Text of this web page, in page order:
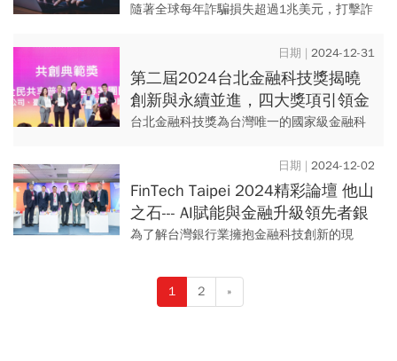
模型從偵測到預警 神鬼鬥智全面打
隨著全球每年詐騙損失超過1兆美元，打擊詐
2024 台北金融科技展」上，台灣金融業與
新...
2024-12-31
第二屆2024台北金融科技獎揭曉
創新與永續並進，四大獎項引領金
融未來
台北金融科技獎為台灣唯一的國家級金融科
融研訓院共同主辦，芬恩特創新聚落及金融
科技創新園區執行。依循金管...
2024-12-02
FinTech Taipei 2024精彩論壇 他山
之石--- AI賦能與金融升級領先者銀
行經驗分享
為了解台灣銀行業擁抱金融科技創新的現
家銀行業金融科技大調查，依金融科技的投
入資源與數位轉型的成效分為...
1 2 »